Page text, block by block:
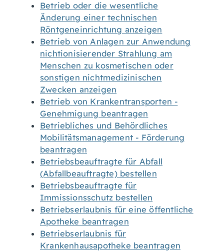
Betrieb oder die wesentliche
Änderung einer technischen
Röntgeneinrichtung anzeigen
Betrieb von Anlagen zur Anwendung
nichtionisierender Strahlung am
Menschen zu kosmetischen oder
sonstigen nichtmedizinischen
Zwecken anzeigen
Betrieb von Krankentransporten -
Genehmigung beantragen
Betriebliches und Behördliches
Mobilitätsmanagement - Förderung
beantragen
Betriebsbeauftragte für Abfall
(Abfallbeauftragte) bestellen
Betriebsbeauftragte für
Immissionsschutz bestellen
Betriebserlaubnis für eine öffentliche
Apotheke beantragen
Betriebserlaubnis für
Krankenhausapotheke beantragen